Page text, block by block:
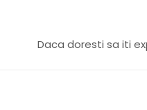
Daca doresti sa iti